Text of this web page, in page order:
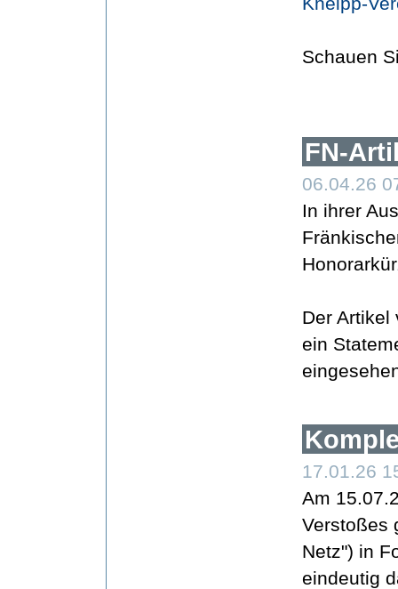
Schauen
FN-
06.04.26
In ihrer
Der Artikel
ein
17.01.26
Am
Verstoßes
Netz") in
eindeutig